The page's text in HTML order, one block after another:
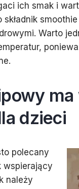
ich smak i
składnik
Warto
ma
dzieci
polecany
wspierający
należy